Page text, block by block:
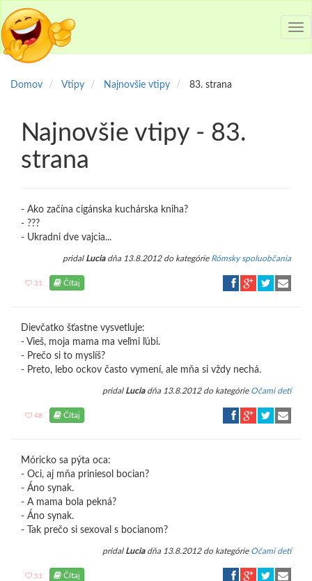
Domov Vtipy Najnovšie vtipy 83. strana
Najnovšie vtipy - 83.
strana
- Ako začína cigánska kuchárska kniha?
- ???
- Ukradni dve vajcia...
pridal Luciadňa 13.8.2012 do kategórie Rómsky spoluobčania
31 Čítaj
Dievčatko šťastne vysvetluje:
- Vieš, moja mama ma veľmi ľúbi.
- Prečo si to myslíš?
- Preto, lebo ockov často vymení, ale mňa si vždy nechá.
pridal Luciadňa 13.8.2012 do kategórie Očami detí
48 Čítaj
Móricko sa pýta oca:
- Oci, aj mňa priniesol bocian?
- Áno synak.
- A mama bola pekná?
- Áno synak.
- Tak prečo si sexoval s bocianom?
pridal Luciadňa 13.8.2012 do kategórie Očami detí
51 Čítaj